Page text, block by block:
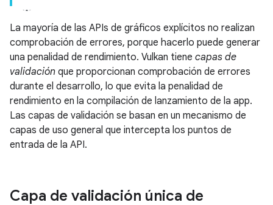
La mayoría de las APIs de gráficos explícitos no realizan
comprobación de errores, porque hacerlo puede generar
una penalidad de rendimiento. Vulkan tiene capas de
validación que proporcionan comprobación de errores
durante el desarrollo, lo que evita la penalidad de
rendimiento en la compilación de lanzamiento de la app.
Las capas de validación se basan en un mecanismo de
capas de uso general que intercepta los puntos de
entrada de la API.
Capa de validación única de